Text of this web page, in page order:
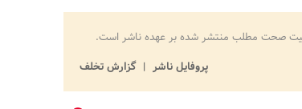
صحت مطلب منتشر شده بر عهده ناشر است.
پروفایل ناشر
گزارش تخلف